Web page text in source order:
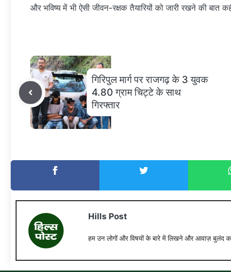
और भविष्य में भी ऐसी जीवन-रक्षक तैयारियों को जारी रखने की बात
गिरिपुल मार्ग पर राजगढ़ के 3 युवक
4.80 ग्राम चिट्टे के साथ
गिरफ्तार
Hills Post
हम उन लोगों और विषयों के बारे में लिखने और आवाज़ बुलंद